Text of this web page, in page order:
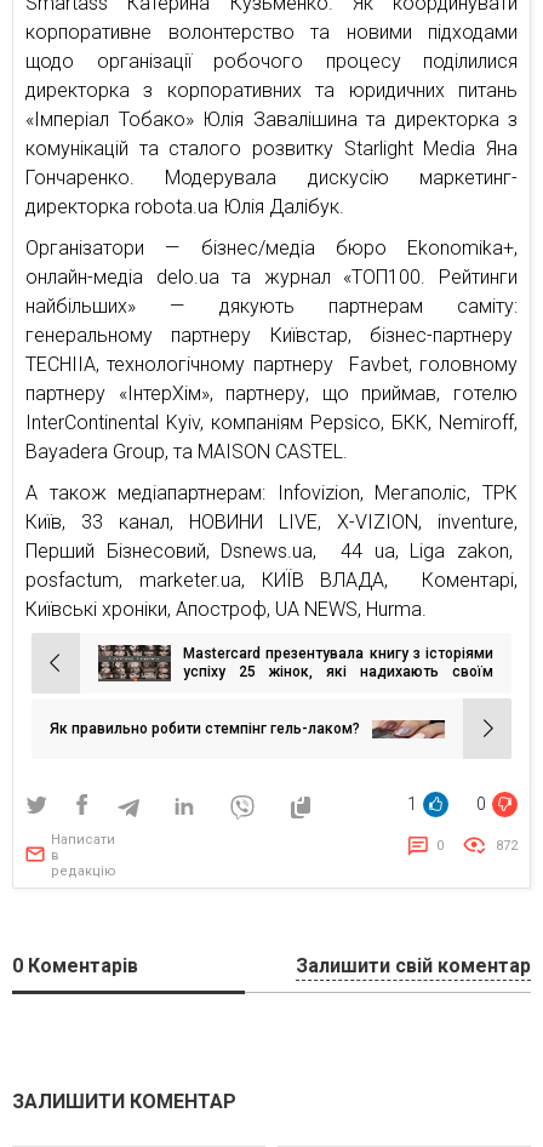
корпоративне волонтерство та новими підходами
щодо організації робочого процесу поділилися
директорка з корпоративних та юридичних питань
«Імперіал Тобако» Юлія Завалішина та директорка з
комунікацій та сталого розвитку Starlight Media Яна
Гончаренко. Модерувала дискусію маркетинг-
директорка robota.ua Юлія Далібук.
Організатори — бізнес/медіа бюро Ekonomika+,
онлайн-медіа delo.ua та журнал «ТОП100. Рейтинги
найбільших» — дякують партнерам саміту:
генеральному партнеру Київстар, бізнес-партнеру
TECHIIA, технологічному партнеру Favbet, головному
партнеру «ІнтерХім», партнеру, що приймав, готелю
InterContinental Kyiv, компаніям Pepsico, БКК, Nemiroff,
Bayadera Group, та MAISON CASTEL.
А також медіапартнерам: Infovizion, Мегаполіс, ТРК
Київ, 33 канал, НОВИНИ LIVE, X-VIZION, inventure,
Перший Бізнесовий, Dsnews.ua, 44 ua, Liga zakon,
posfactum, marketer.ua, КИЇВ ВЛАДА, Коментарі,
Київські хроніки, Апостроф, UA NEWS, Hurma.
Навігація
записів
Mastercard презентувала книгу з історіями
успіху 25 жінок, які надихають своїм
Як правильно робити стемпінг гель-лаком?
1 0
Написати
в
редакцію
0 872
0 Коментарів Залишити свій коментар
ЗАЛИШИТИ КОМЕНТАР